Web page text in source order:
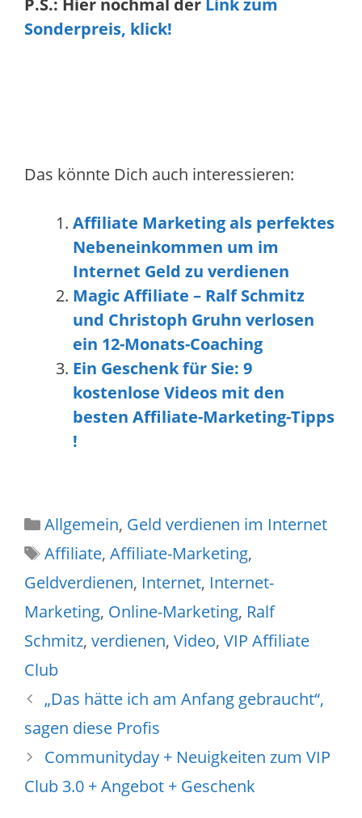
P.S.: Hier nochmal der Link zum
Sonderpreis, klick!
Das könnte Dich auch interessieren:
Affiliate Marketing als perfektes
Nebeneinkommen um im
Internet Geld zu verdienen
Magic Affiliate – Ralf Schmitz
und Christoph Gruhn verlosen
ein 12-Monats-Coaching
Ein Geschenk für Sie: 9
kostenlose Videos mit den
besten Affiliate-Marketing-Tipps
!
Allgemein, Geld verdienen im Internet
Affiliate, Affiliate-Marketing,
Geldverdienen, Internet, Internet-
Marketing, Online-Marketing, Ralf
Schmitz, verdienen, Video, VIP Affiliate
Club
„Das hätte ich am Anfang gebraucht“,
sagen diese Profis
Communityday + Neuigkeiten zum VIP
Club 3.0 + Angebot + Geschenk